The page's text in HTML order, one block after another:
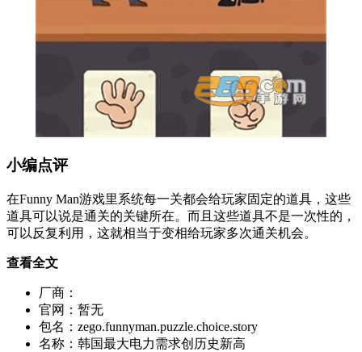
小编点评
在Funny Man游戏里系统每一关都会给玩家固定的道具，这些
道具可以说是通关的关键所在。而且这些道具不是一次性的，
可以反复利用，这就相当于变相给玩家多次通关机会。
查看全文
厂商：
官网： 暂无
包名： zego.funnyman.puzzle.choice.story
名称： 韩国最大电力需求创历史新高